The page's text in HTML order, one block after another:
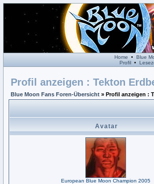
Home • Blue
Profil•
Profil anzeigen : Tekton
Blue Moon Fans Foren-Übersicht » Profil anzeigen :
Avatar
European Blue Moon Champion 2005